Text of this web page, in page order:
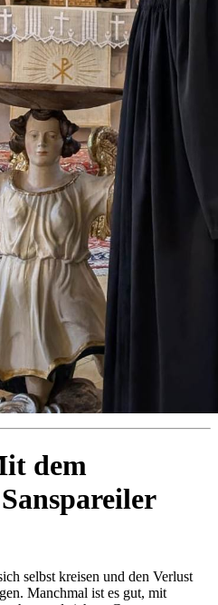
dem
selbst kreisen und den Verlust
Manchmal ist es gut, mit